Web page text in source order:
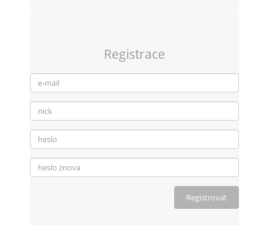
Registrace